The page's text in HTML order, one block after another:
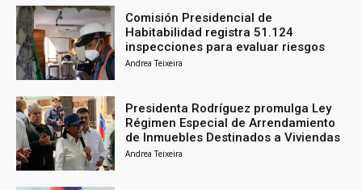
Comisión Presidencial de
Habitabilidad registra 51.124
inspecciones para evaluar riesgos
Andrea Teixeira
Presidenta Rodríguez promulga Ley
Régimen Especial de Arrendamiento
de Inmuebles Destinados a Viviendas
Andrea Teixeira